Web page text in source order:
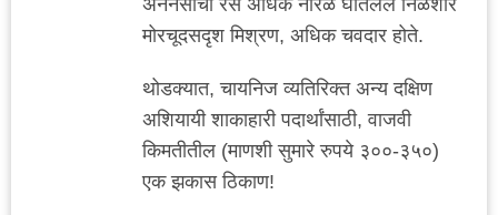
अननसाचा रस अधिक नारळ घातलेले निळेशार
मोरचूदसदृश मिश्रण, अधिक चवदार होते.
थोडक्यात, चायनिज व्यतिरिक्त अन्य दक्षिण
अशियायी शाकाहारी पदार्थांसाठी, वाजवी
किमतीतील (माणशी सुमारे रुपये ३००-३५०)
एक झकास ठिकाण!